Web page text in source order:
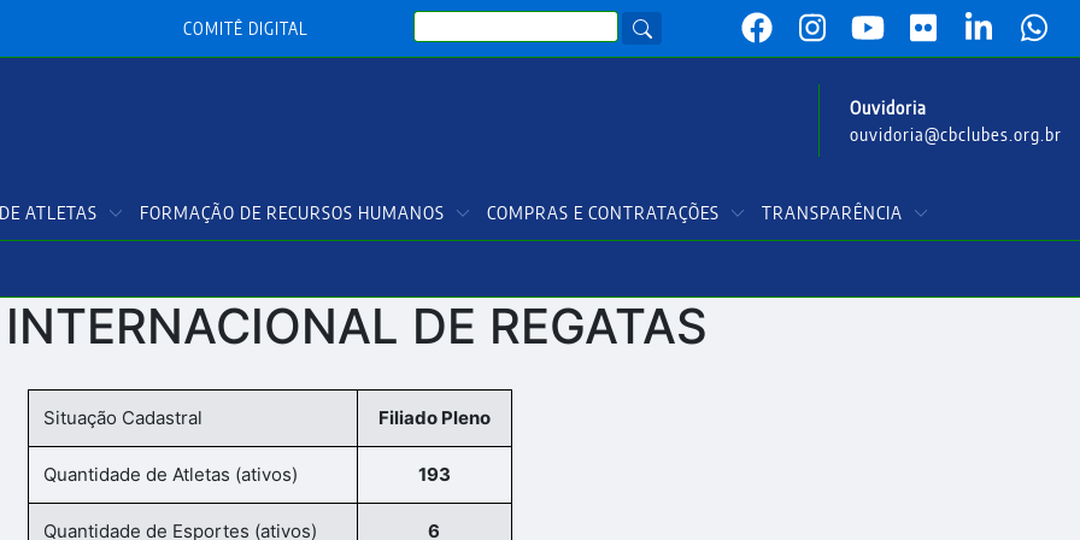
COMITÊ DIGITAL
Search
Ouvidoria
ouvidoria@cbclubes.org.br
ATLETAS FORMAÇÃO DE RECURSOS HUMANOS COMPRAS E CONTRATAÇÕES TRANSPARÊNCIA
DE REGATAS
Situação Cadastral Filiado Pleno
Quantidade de Atletas (ativos) 193
Quantidade de Esportes (ativos) 6